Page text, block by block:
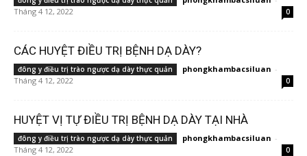
Tháng 4 12, 2022
0
CÁC HUYỆT ĐIỀU TRỊ BỆNH DẠ DÀY?
đông y điều trị trào ngược dạ dày thực quản phongkhambacsiluan -
Tháng 4 12, 2022
0
HUYỆT VỊ TỰ ĐIỀU TRỊ BỆNH DẠ DÀY TẠI NHÀ
đông y điều trị trào ngược dạ dày thực quản phongkhambacsiluan -
Tháng 4 12, 2022
0